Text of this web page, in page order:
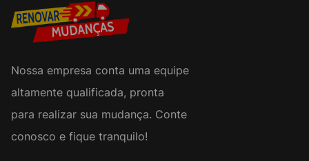
Nossa empresa conta uma equipe
altamente qualificada, pronta
para realizar sua mudança. Conte
conosco e fique tranquilo!